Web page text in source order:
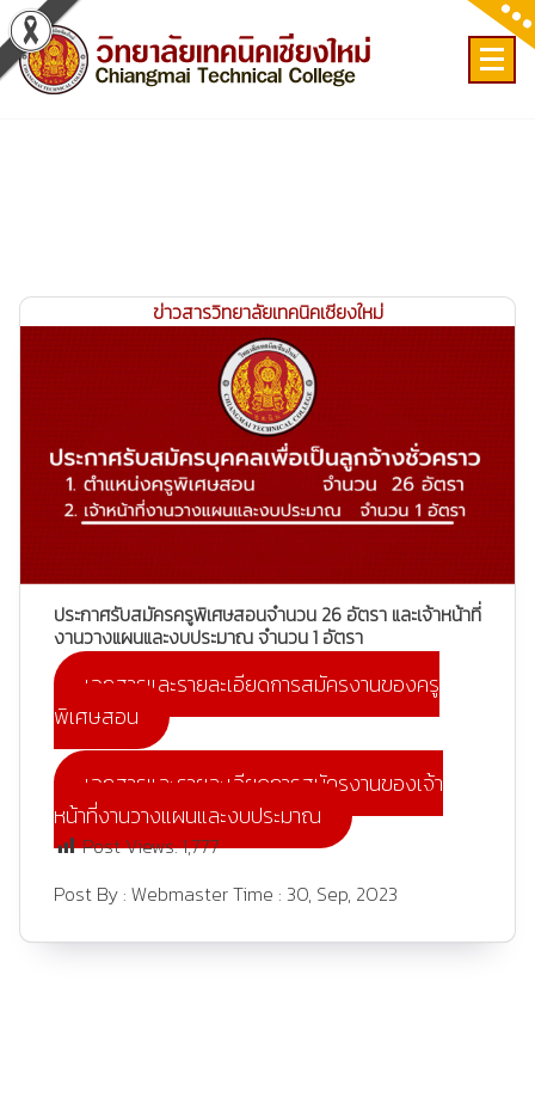
Skip
to
content
ข่าวสารวิทยาลัยเทคนิคเชียงใหม่
ประกาศรับสมัครครูพิเศษสอนจำนวน 26 อัตรา และเจ้าหน้าที่
งานวางแผนและงบประมาณ จำนวน 1 อัตรา
เอกสารและรายละเอียดการสมัครงานของครู
พิเศษสอน
เอกสารและรายละเอียดการสมัครงานของเจ้า
หน้าที่งานวางแผนและงบประมาณ
Post Views:1,777
Post By : WebmasterTime : 30, Sep, 2023